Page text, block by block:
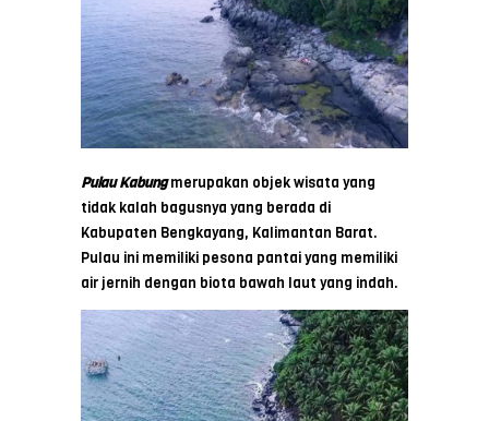
Pulau Kabungmerupakan objek wisata yang
tidak kalah bagusnya yang berada di
Kabupaten Bengkayang, Kalimantan Barat.
Pulau ini memiliki pesona pantai yang memiliki
air jernih dengan biota bawah laut yang indah.